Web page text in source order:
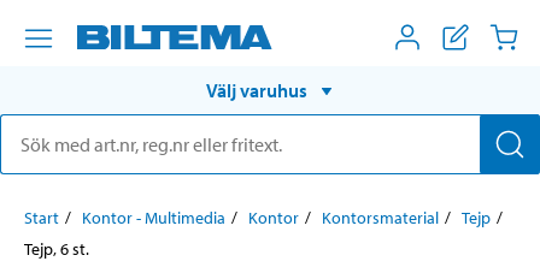
Välj varuhus
Start Kontor - Multimedia Kontor Kontorsmaterial
Tejp
Tejp, 6 st.